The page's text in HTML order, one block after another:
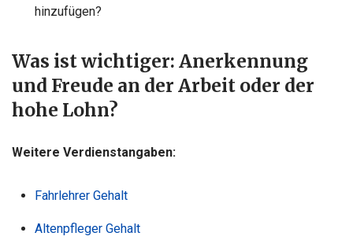
hinzufügen?
Was ist wichtiger: Anerkennung
und Freude an der Arbeit oder der
hohe Lohn?
Weitere Verdienstangaben:
Fahrlehrer Gehalt
Altenpfleger Gehalt